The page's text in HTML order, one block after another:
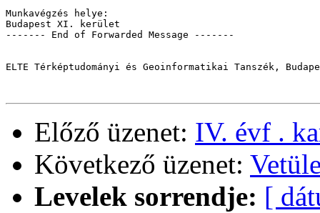
Munkavégzés helye:
Budapest XI. kerület
------- End of Forwarded Message -------
ELTE Térképtudományi és Geoinformatikai Tanszék,
Előző üzenet: IV. évf .
Következő üzenet:
Levelek sorrendje: [